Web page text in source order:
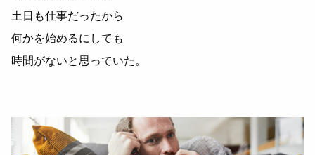
土日も仕事だったから
何かを始めるにしても
時間がないと思っていた。